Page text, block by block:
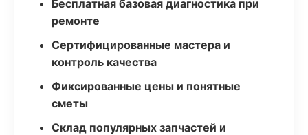
Бесплатная базовая диагностика при
ремонте
Сертифицированные мастера и
контроль качества
Фиксированные цены и понятные
сметы
Склад популярных запчастей и